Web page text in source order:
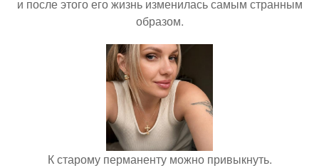
и после этого его жизнь изменилась самым странным
образом.
К старому перманенту можно привыкнуть.